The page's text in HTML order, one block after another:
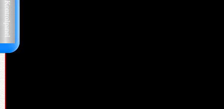
Kontrolpanel